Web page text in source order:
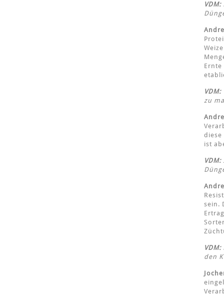
VDM:
VDM:
zu
diese
ist
VDM:
sein.
VDM:
den